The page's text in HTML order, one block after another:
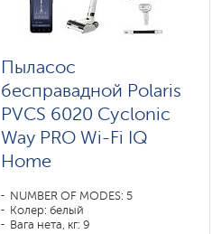
Пыласос
бесправадной Polaris
PVCS 6020 Cyclonic
Way PRO Wi-Fi IQ
Home
NUMBER OF MODES: 5
Колер: белый
Вага нета, кг: 9